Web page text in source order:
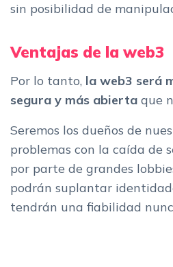
sin posibilidad de
Ventajas de la web3
Por lo tanto, la web3 será
segura y más abierta que
Seremos los dueños de
problemas con la caída de
por parte de grandes
podrán suplantar
tendrán una fiabilidad